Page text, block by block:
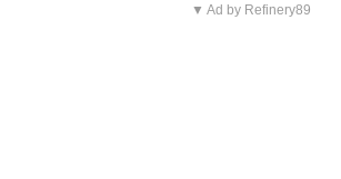
▼ Ad by Refinery89